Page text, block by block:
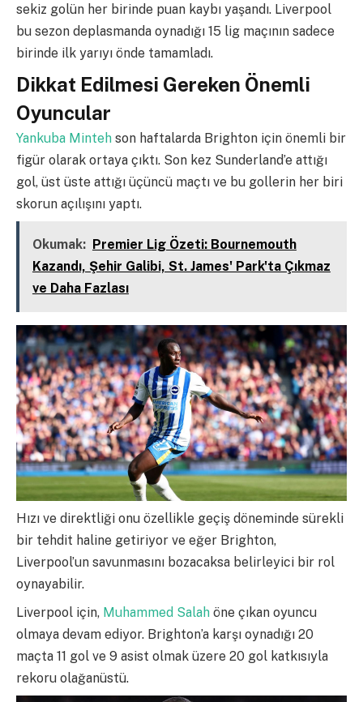
sekiz golün her birinde puan kaybı yaşandı. Liverpool
bu sezon deplasmanda oynadığı 15 lig maçının sadece
birinde ilk yarıyı önde tamamladı.
Dikkat Edilmesi Gereken Önemli
Oyuncular
Yankuba Minteh son haftalarda Brighton için önemli bir
figür olarak ortaya çıktı. Son kez Sunderland’e attığı
gol, üst üste attığı üçüncü maçtı ve bu gollerin her biri
skorun açılışını yaptı.
Okumak: Premier Lig Özeti: Bournemouth
Kazandı, Şehir Galibi, St. James' Park'ta Çıkmaz
ve Daha Fazlası
Hızı ve direktliği onu özellikle geçiş döneminde sürekli
bir tehdit haline getiriyor ve eğer Brighton,
Liverpool’un savunmasını bozacaksa belirleyici bir rol
oynayabilir.
Liverpool için, Muhammed Salah öne çıkan oyuncu
olmaya devam ediyor. Brighton’a karşı oynadığı 20
maçta 11 gol ve 9 asist olmak üzere 20 gol katkısıyla
rekoru olağanüstü.